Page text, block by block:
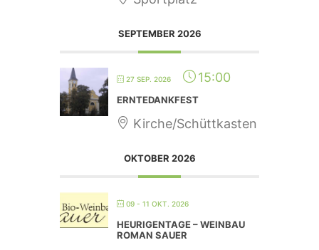
SEPTEMBER 2026
27 SEP. 2026 15:00
ERNTEDANKFEST
Kirche/Schüttkasten
OKTOBER 2026
09 - 11 OKT. 2026
HEURIGENTAGE – WEINBAU
ROMAN SAUER